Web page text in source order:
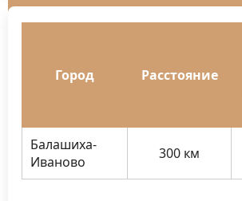
Город Расстояние
Балашиха-
Иваново
300 км